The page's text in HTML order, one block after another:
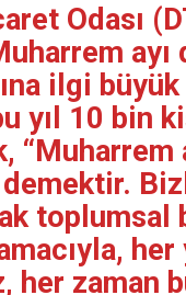
Odası
ayı
ilgi
yıl 10 bin
“Muharrem
her
her zaman